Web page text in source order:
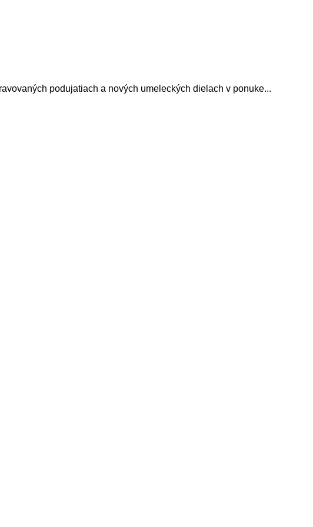
podujatiach a nových umeleckých dielach v ponuke...